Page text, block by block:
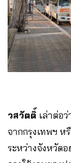
วสวัตติ์ เล่าต่อ
จากกรุงเทพฯ ห
ระหว่างจังหวัด